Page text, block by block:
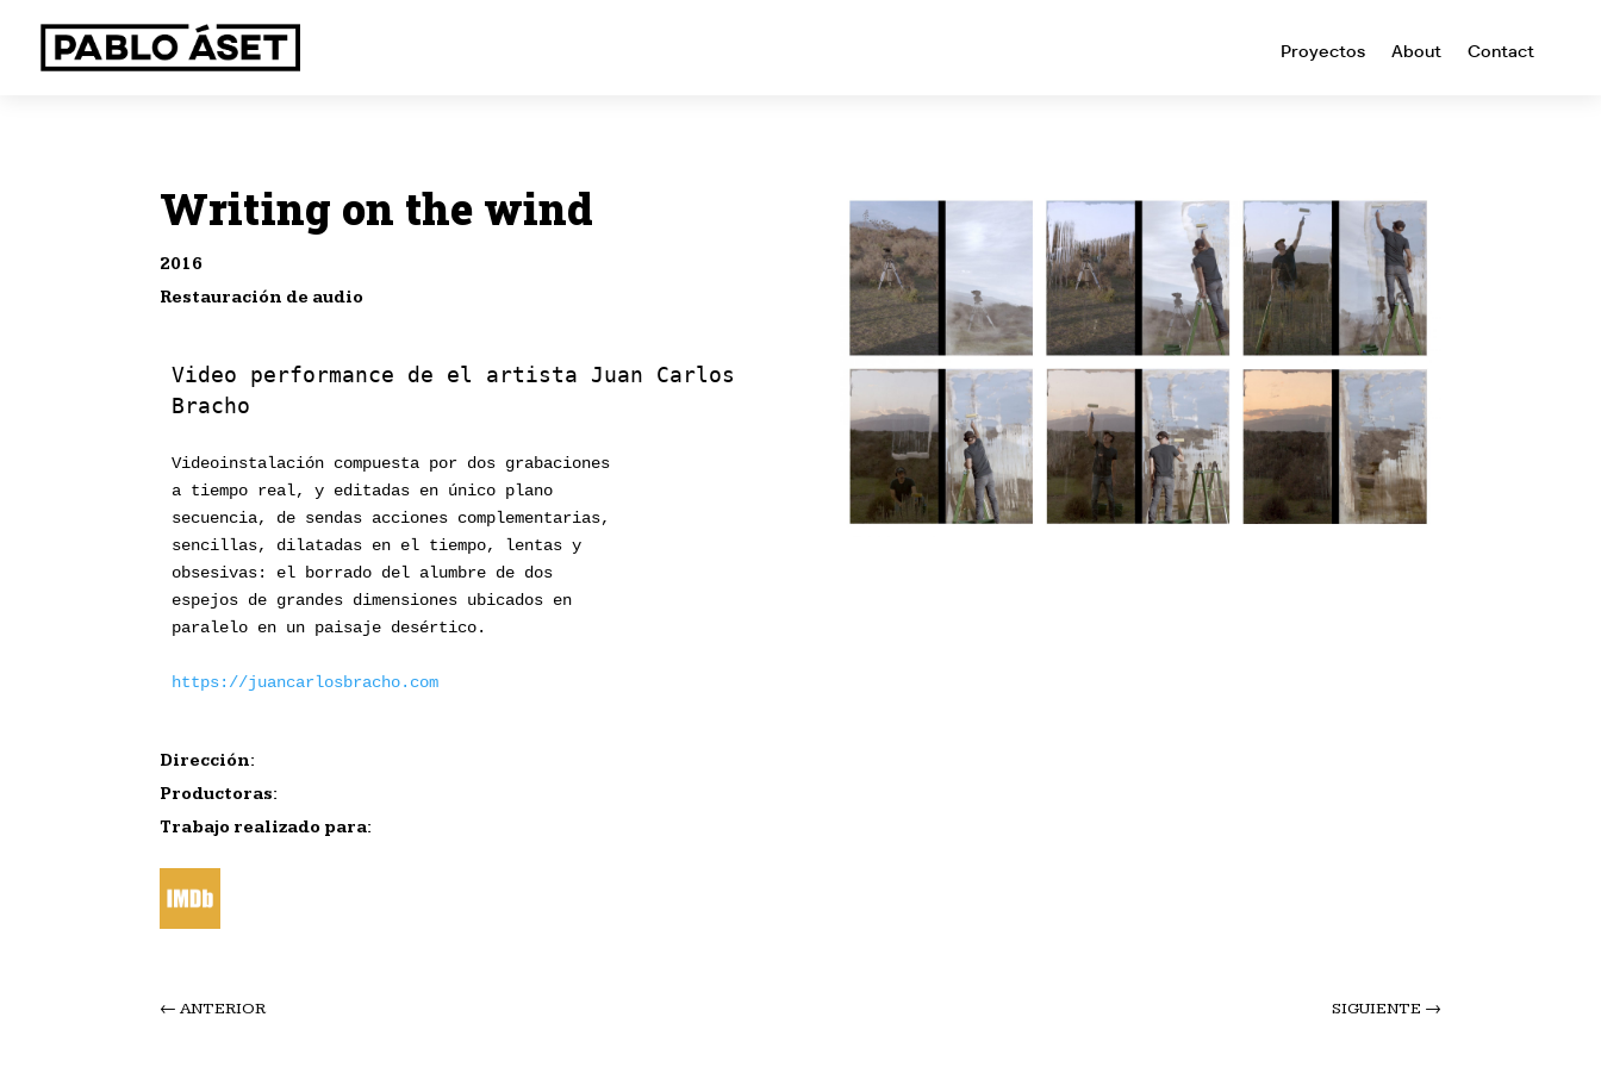
Proyectos About Contact
Writing on the wind
2016
Restauración de audio
Video performance de el artista Juan Carlos
Bracho
Videoinstalación compuesta por dos grabaciones
a tiempo real, y editadas en único plano
secuencia, de sendas acciones complementarias,
sencillas, dilatadas en el tiempo, lentas y
obsesivas: el borrado del alumbre de dos
espejos de grandes dimensiones ubicados en
paralelo en un paisaje desértico.
https://juancarlosbracho.com
Dirección:
Productoras:
Trabajo realizado para:
←ANTERIOR SIGUIENTE →